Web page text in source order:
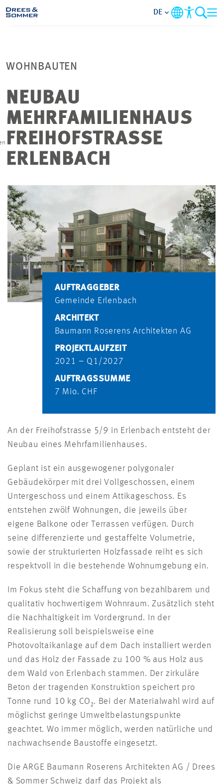
IM FOKUS
KONTAKT
PROJEKTE
DE
WOHNBAUTEN
NEUBAU
MEHRFAMILIENHAUS
FREIHOFSTRASSE
ERLENBACH
AUFTRAGGEBER
Gemeinde Erlenbach
ARCHITEKT
Baumann Roserens Architekten AG
PROJEKTLAUFZEIT
2021 – Q1/2027
AUFTRAGSSUMME
7 Mio. CHF
An der Freihofstrasse 5/9 in Erlenbach entsteht der
Neubau eines Mehrfamilienhauses.
Geplant ist ein ausgewogener polygonaler
Gebäudekörper mit drei Vollgeschossen, einem
Untergeschoss und einem Attikageschoss. Es
entstehen zwölf Wohnungen, die jeweils über
eigene Balkone oder Terrassen verfügen. Durch
seine differenzierte und gestaffelte Volumetrie,
sowie der strukturierten Holzfassade reiht es sich
respektvoll in die bestehende Wohnumgebung ein.
Im Fokus steht die Schaffung von bezahlbarem und
qualitativ hochwertigem Wohnraum. Zusätzlich steht
die Nachhaltigkeit im Vordergrund. In der
Realisierung soll beispielsweise eine
Photovoltaikanlage auf dem Dach installiert werden
und das Holz der Fassade zu 100 % aus Holz aus
dem Wald von Erlenbach stammen. Der zirkuläre
Beton der tragenden Konstruktion speichert pro
Tonne rund 10 kg CO₂. Bei der Materialwahl wird auf
möglichst geringe Umweltbelastungspunkte
geachtet. Wo immer möglich, werden natürliche und
nachwachsende Baustoffe eingesetzt.
Die ARGE Baumann Roserens Architekten AG / Drees
& Sommer Schweiz darf das Projekt als